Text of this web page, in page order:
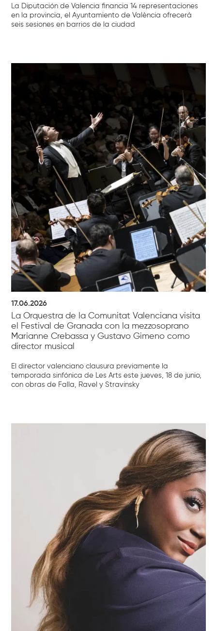
La Diputación de Valencia financia 14 representaciones
en la provincia, el Ayuntamiento de València ofrecerá
seis sesiones en barrios de la ciudad
17.06.2026
La Orquestra de la Comunitat Valenciana visita
el Festival de Granada con la mezzosoprano
Marianne Crebassa y Gustavo Gimeno como
director musical
El director valenciano clausura previamente la
temporada sinfónica de Les Arts este jueves, 18 de junio,
con obras de Falla, Ravel y Stravinsky